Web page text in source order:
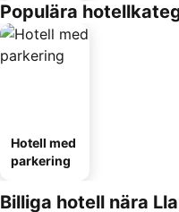
Populära
Hotell med
parkering
Billiga hotell nära